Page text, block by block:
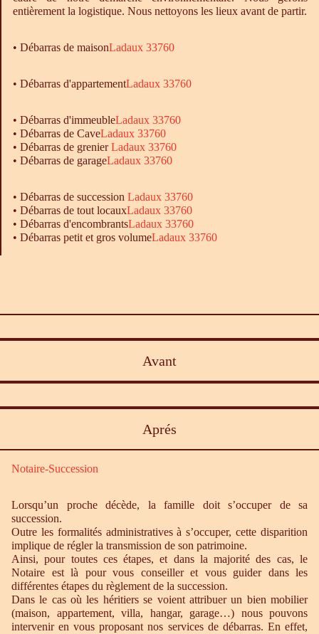
entièrement la logistique. Nous nettoyons les lieux avant de partir.
• Débarras de maisonLadaux 33760
• Débarras d'appartementLadaux 33760
• Débarras d'immeubleLadaux 33760
• Débarras de CaveLadaux 33760
• Débarras de grenierLadaux 33760
• Débarras de garageLadaux 33760
• Débarras de succession Ladaux 33760
• Débarras de tout locauxLadaux 33760
• Débarras d'encombrantsLadaux 33760
• Débarras petit et gros volumeLadaux 33760
Avant
Aprés
Notaire-Succession
Lorsqu’un proche décède, la famille doit s’occuper de sa
succession.
Outre les formalités administratives à s’occuper, cette disparition
implique de régler la transmission de son patrimoine.
Ainsi, pour toutes ces étapes, et dans la majorité des cas, le
Notaire est là pour vous conseiller et vous guider dans les
différentes étapes du règlement de la succession.
Dans le cas où les héritiers se voient attribuer un bien mobilier
(maison, appartement, villa, hangar, garage…) nous pouvons
intervenir en vous proposant nos services de débarras. En effet,